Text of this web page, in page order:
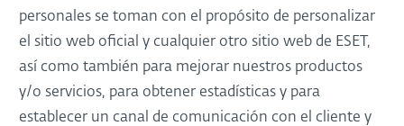
personales se toman con el propósito de personalizar
el sitio web oficial y cualquier otro sitio web de ESET,
así como también para mejorar nuestros productos
y/o servicios, para obtener estadísticas y para
establecer un canal de comunicación con el cliente y